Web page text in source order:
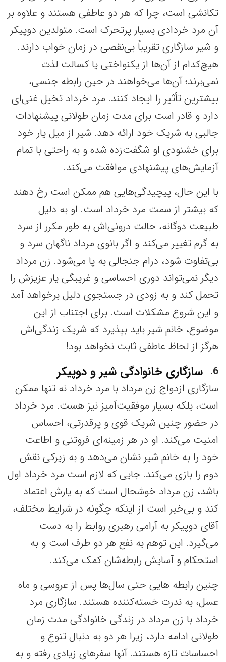
تکانشی است، چرا که هر دو عاطفی هستند و علاوه بر
آن مرد خردادی بسیار پرتحرک است. متولدین دوپیکر
و شیر سازگاری تقریباً بی‌نقصی در زمان خواب دارند.
هیچ‌کدام از آن‌ها از یکنواختی یا کسالت لذت
نمی‌برند؛ آن‌ها می‌خواهند در حین رابطه جنسی،
بیشترین تأثیر را ایجاد کنند. مرد خرداد تخیل غنی‌ای
دارد و قادر است برای مدت زمان طولانی پیشنهادات
جالبی به شریک خود ارائه دهد. شیر از میل یار خود
برای خشنودی او شگفت‌زده شده و به راحتی با تمام
آزمایش‌های پیشنهادی موافقت می‌کند.
با این حال، پیچیدگی‌هایی هم ممکن است رخ دهند
که بیشتر از سمت مرد خرداد است. او به دلیل
طبیعت دوگانه‌، حالت درونی‌اش به طور مکرر از سرد
به گرم تغییر می‌کند و اگر بانوی مرداد ناگهان سرد و
بی‌تفاوت شود، درام جنجالی به پا می‌شود. زن مرداد
دیگر نمی‌تواند دوری احساسی و غریبگی یار عزیزش را
تحمل کند و به زودی در جستجوی دلیل برخواهد آمد
و این شروع مشکلات است. برای اجتناب از این
موضوع، خانم شیر باید بپذیرد که شریک زندگی‌اش
هرگز از لحاظ عاطفی ثابت نخواهد بود!
6
سازگاری خانوادگی شیر و دوپیکر
سازگاری ازدواج زن مرداد با مرد خرداد نه تنها ممکن
است، بلکه بسیار موفقیت‌آمیز نیز هست. مرد خرداد
در حضور چنین شریک قوی و پرقدرتی، احساس
امنیت می‌کند. او در هر زمینه‌ای فروتنی و اطاعت
خود را به خانم شیر نشان می‌دهد و به زیرکی نقش
دوم را بازی می‌کند. جایی که لازم است مرد خرداد اول
باشد، زن مرداد خوشحال است که به یارش اعتماد
کند و بی‌خبر است از اینکه چگونه در شرایط مختلف،
آقای دوپیکر به آرامی رهبری روابط را به دست
می‌گیرد. این توهم به نفع هر دو طرف است و به
استحکام و آسایش رابطه‌شان کمک می‌کند.
چنین رابطه هایی حتی سال‌ها پس از عروسی و ماه
عسل، به ندرت خسته‌کننده هستند. سازگاری مرد
خرداد با زن مرداد در زندگی خانوادگی مدت زمان
طولانی ادامه دارد، زیرا هر دو به دنبال تنوع و
احساسات تازه هستند. آنها سفرهای زیادی رفته و به